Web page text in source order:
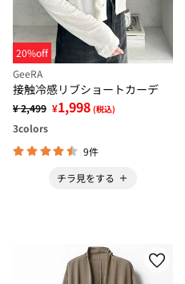
20%off
GeeRA
接触冷感リブショートカーデ
¥ 2,499 ¥1,998 (税込)
3colors
9件
チラ見をする